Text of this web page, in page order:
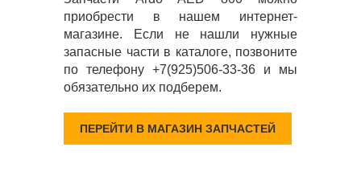
приобрести в нашем интернет-
магазине. Если не нашли нужные
запасные части в каталоге, позвоните
по телефону +7(925)506-33-36 и мы
обязательно их подберем.
ПЕРЕЙТИ В МАГАЗИН ЗАПЧАСТЕЙ